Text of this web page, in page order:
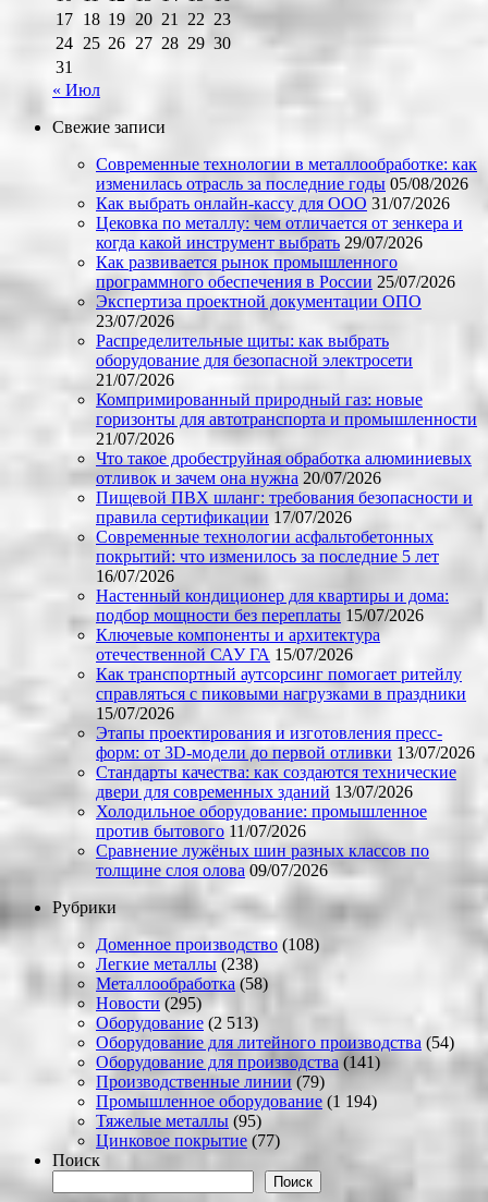
17 18 19 20 21 22 23
24 25 26 27 28 29 30
31
« Июл
Свежие записи
Современные технологии в металлообработке: как
изменилась отрасль за последние годы 05/08/2026
Как выбрать онлайн-кассу для ООО 31/07/2026
Цековка по металлу: чем отличается от зенкера и
когда какой инструмент выбрать 29/07/2026
Как развивается рынок промышленного
программного обеспечения в России 25/07/2026
Экспертиза проектной документации ОПО
23/07/2026
Распределительные щиты: как выбрать
оборудование для безопасной электросети
21/07/2026
Компримированный природный газ: новые
горизонты для автотранспорта и промышленности
21/07/2026
Что такое дробеструйная обработка алюминиевых
отливок и зачем она нужна 20/07/2026
Пищевой ПВХ шланг: требования безопасности и
правила сертификации 17/07/2026
Современные технологии асфальтобетонных
покрытий: что изменилось за последние 5 лет
16/07/2026
Настенный кондиционер для квартиры и дома:
подбор мощности без переплаты 15/07/2026
Ключевые компоненты и архитектура
отечественной САУ ГА 15/07/2026
Как транспортный аутсорсинг помогает ритейлу
справляться с пиковыми нагрузками в праздники
15/07/2026
Этапы проектирования и изготовления пресс-
форм: от 3D-модели до первой отливки 13/07/2026
Стандарты качества: как создаются технические
двери для современных зданий 13/07/2026
Холодильное оборудование: промышленное
против бытового 11/07/2026
Сравнение лужёных шин разных классов по
толщине слоя олова 09/07/2026
Рубрики
Доменное производство (108)
Легкие металлы (238)
Металлообработка (58)
Новости (295)
Оборудование (2 513)
Оборудование для литейного производства (54)
Оборудование для производства (141)
Производственные линии (79)
Промышленное оборудование (1 194)
Тяжелые металлы (95)
Цинковое покрытие (77)
Поиск
Поиск